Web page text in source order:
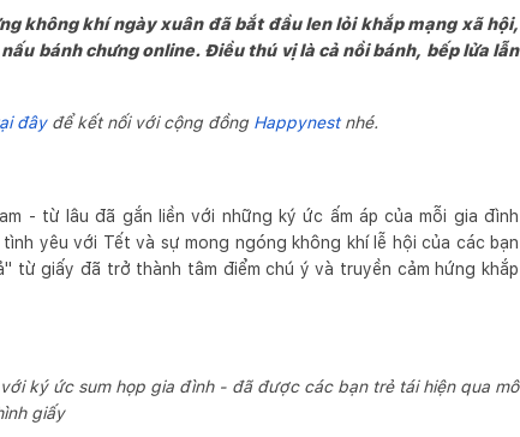
không khí ngày xuân đã bắt đầu len lỏi khắp mạng xã hội,
bánh chưng online. Điều thú vị là cả nồi bánh, bếp lửa lẫn
đâyđể kết nối với cộng đồng Happynest nhé.
- từ lâu đã gắn liền với những ký ức ấm áp của mỗi gia đình
yêu với Tết và sự mong ngóng không khí lễ hội của các bạn
từ giấy đã trở thành tâm điểm chú ý và truyền cảm hứng khắp
ký ức sum họp gia đình - đã được các bạn trẻ tái hiện qua mô
giấy